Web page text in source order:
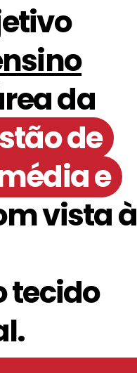
da
de
e
vista à
tecido